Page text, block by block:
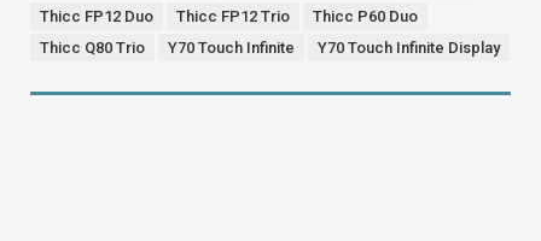
Thicc FP12 Duo
Thicc FP12 Trio
Thicc P60 Duo
Thicc Q80 Trio
Y70 Touch Infinite Y70 Touch Infinite Display